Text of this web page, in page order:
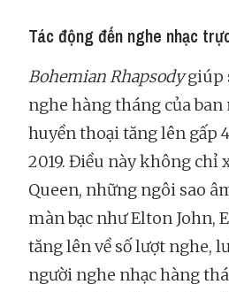
Tác động đến nghe nhạc
Bohemian Rhapsodygiúp
nghe hàng tháng của ban
huyền thoại tăng lên gấp
2019. Điều này không chỉ
Queen, những ngôi sao
màn bạc như Elton John,
tăng lên về số lượt nghe,
người nghe nhạc hàng